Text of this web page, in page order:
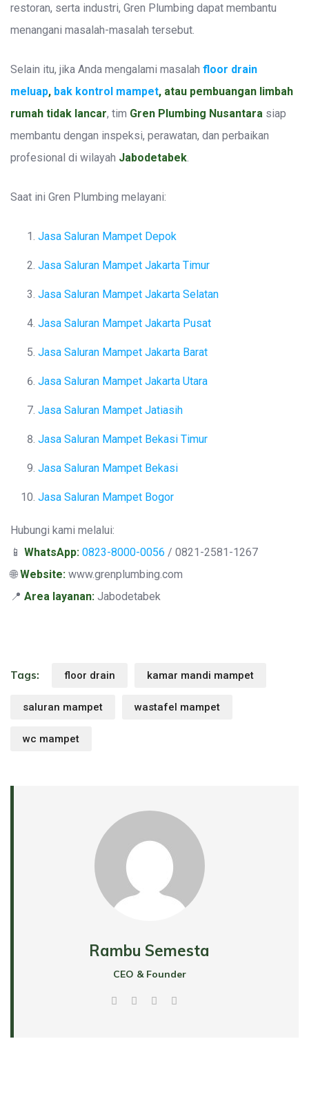
restoran, serta industri, Gren Plumbing dapat membantu
menangani masalah-masalah tersebut.
Selain itu, jika Anda mengalami masalah floor drain
meluap, bak kontrol mampet, atau pembuangan limbah
rumah tidak lancar, tim Gren Plumbing Nusantara siap
membantu dengan inspeksi, perawatan, dan perbaikan
profesional di wilayah Jabodetabek
Saat ini Gren Plumbing melayani:
Jasa Saluran Mampet Depok
Jasa Saluran Mampet Jakarta Timur
Jasa Saluran Mampet Jakarta Selatan
Jasa Saluran Mampet Jakarta Pusat
Jasa Saluran Mampet Jakarta Barat
Jasa Saluran Mampet Jakarta Utara
Jasa Saluran Mampet Jatiasih
Jasa Saluran Mampet Bekasi Timur
Jasa Saluran Mampet Bekasi
Jasa Saluran Mampet Bogor
Hubungi kami melalui:
📱 WhatsApp: 0823-8000-0056 / 0821-2581-1267
🌐Website: www.grenplumbing.com
📍 Area layanan: Jabodetabek
Tags: floor drain kamar mandi mampet
saluran mampet wastafel mampet
wc mampet
Rambu Semesta
CEO & Founder